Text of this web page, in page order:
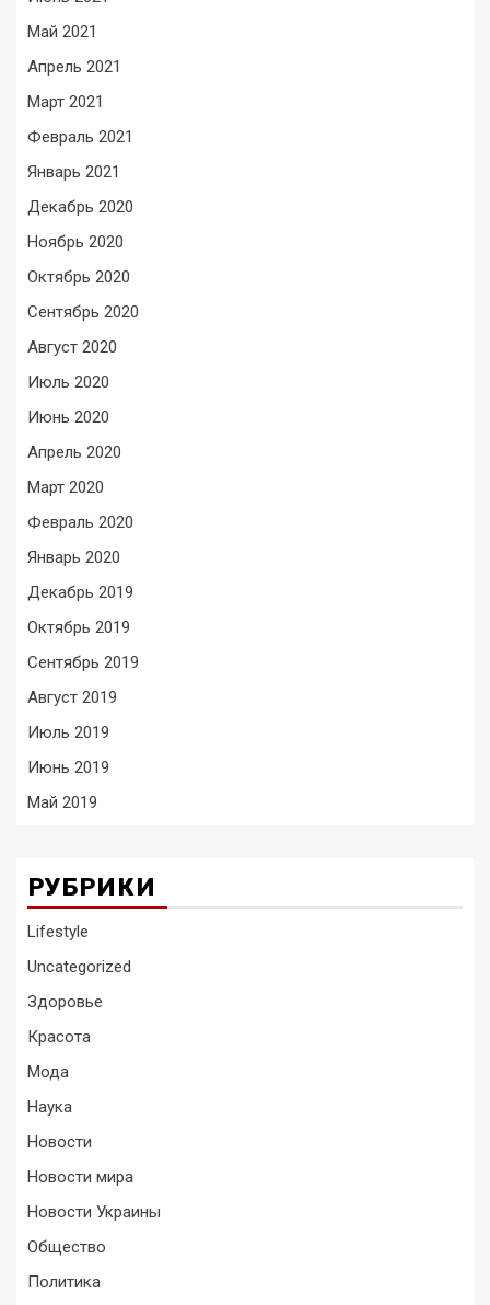
Май 2021
Апрель 2021
Март 2021
Февраль 2021
Январь 2021
Декабрь 2020
Ноябрь 2020
Октябрь 2020
Сентябрь 2020
Август 2020
Июль 2020
Июнь 2020
Апрель 2020
Март 2020
Февраль 2020
Январь 2020
Декабрь 2019
Октябрь 2019
Сентябрь 2019
Август 2019
Июль 2019
Июнь 2019
Май 2019
РУБРИКИ
Lifestyle
Uncategorized
Здоровье
Красота
Мода
Наука
Новости
Новости мира
Новости Украины
Общество
Политика